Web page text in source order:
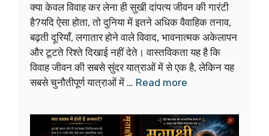
क्या केवल विवाह कर लेना ही सुखी दांपत्य जीवन की गारंटी
है?यदि ऐसा होता, तो दुनिया में इतने अधिक वैवाहिक तनाव,
बढ़ती दूरियाँ, लगातार होने वाले विवाद, भावनात्मक अकेलापन
और टूटते रिश्ते दिखाई नहीं देते। वास्तविकता यह है कि
विवाह जीवन की सबसे सुंदर यात्राओं में से एक है, लेकिन यह
सबसे चुनौतीपूर्ण यात्राओं में … Read more